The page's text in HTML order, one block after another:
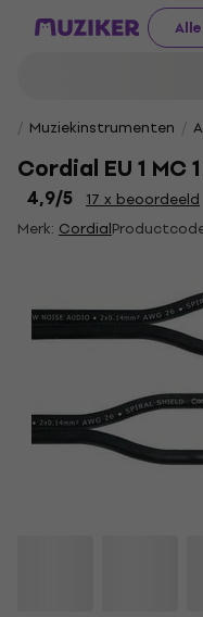
Muziekinstrumenten
Cordial EU 1 MC
4,9/5
17 x beoordeeld
Merk: Cordial